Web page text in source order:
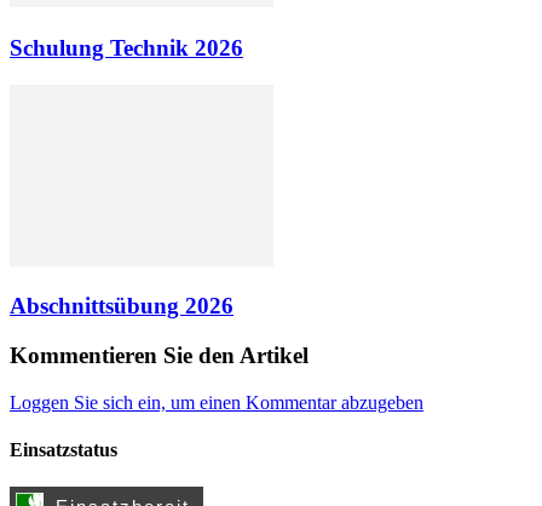
Schulung Technik 2026
Abschnittsübung 2026
Kommentieren Sie den Artikel
Loggen Sie sich ein, um einen Kommentar abzugeben
Einsatzstatus